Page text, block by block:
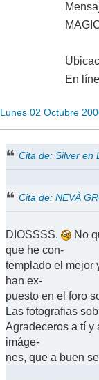
En
Lunes 02 Octubre
Cita de: Silver en
Cita de: NEVÀ
DIOSSSS.
No
que he con-
templado el mejor
han ex-
puesto en el foro
Las fotografias
Agradeceros a tí y
imáge-
nes, que a buen